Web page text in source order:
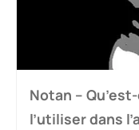
Notan –
l’utiliser dans